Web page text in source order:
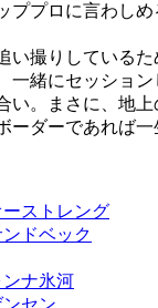
ププロに言わし
い撮りしている
一緒にセッショ
い。まさに、地
ーダーであれば
ストレング
ドベック
ナ氷河